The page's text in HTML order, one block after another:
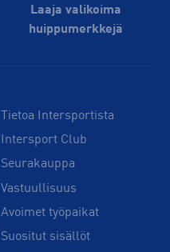
Laaja valikoima
huippu­merkkejä
Tietoa Intersportista
Intersport Club
Seurakauppa
Vastuullisuus
Avoimet työpaikat
Suositut sisällöt